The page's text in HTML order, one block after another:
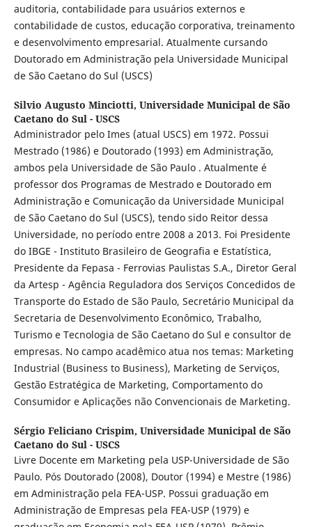
auditoria, contabilidade para usuários externos e
contabilidade de custos, educação corporativa, treinamento
e desenvolvimento empresarial. Atualmente cursando
Doutorado em Administração pela Universidade Municipal
de São Caetano do Sul (USCS)
Silvio Augusto Minciotti, Universidade Municipal de São
Caetano do Sul - USCS
Administrador pelo Imes (atual USCS) em 1972. Possui
Mestrado (1986) e Doutorado (1993) em Administração,
ambos pela Universidade de São Paulo . Atualmente é
professor dos Programas de Mestrado e Doutorado em
Administração e Comunicação da Universidade Municipal
de São Caetano do Sul (USCS), tendo sido Reitor dessa
Universidade, no período entre 2008 a 2013. Foi Presidente
do IBGE - Instituto Brasileiro de Geografia e Estatística,
Presidente da Fepasa - Ferrovias Paulistas S.A., Diretor Geral
da Artesp - Agência Reguladora dos Serviços Concedidos de
Transporte do Estado de São Paulo, Secretário Municipal da
Secretaria de Desenvolvimento Econômico, Trabalho,
Turismo e Tecnologia de São Caetano do Sul e consultor de
empresas. No campo acadêmico atua nos temas: Marketing
Industrial (Business to Business), Marketing de Serviços,
Gestão Estratégica de Marketing, Comportamento do
Consumidor e Aplicações não Convencionais de Marketing.
Sérgio Feliciano Crispim, Universidade Municipal de São
Caetano do Sul - USCS
Livre Docente em Marketing pela USP-Universidade de São
Paulo. Pós Doutorado (2008), Doutor (1994) e Mestre (1986)
em Administração pela FEA-USP. Possui graduação em
Administração de Empresas pela FEA-USP (1979) e